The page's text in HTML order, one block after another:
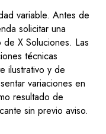
variable. Antes de
solicitar una
X Soluciones. Las
técnicas
ilustrativo y de
variaciones en
resultado de
sin previo aviso.